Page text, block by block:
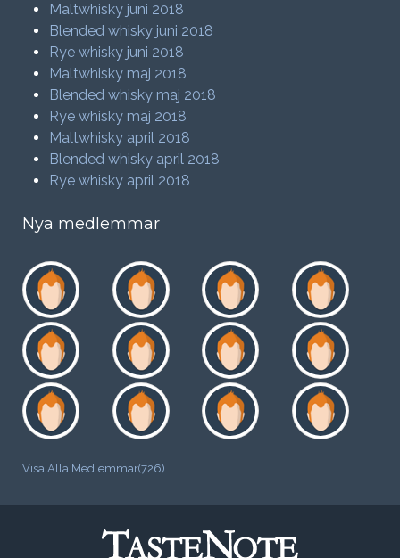
Maltwhisky juni 2018
Blended whisky juni 2018
Rye whisky juni 2018
Maltwhisky maj 2018
Blended whisky maj 2018
Rye whisky maj 2018
Maltwhisky april 2018
Blended whisky april 2018
Rye whisky april 2018
Nya medlemmar
Visa Alla Medlemmar(726)